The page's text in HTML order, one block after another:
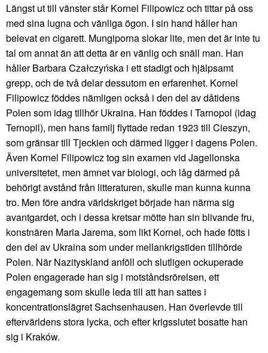
Längst ut till vänster står Kornel Filipowicz och tittar på oss
med sina lugna och vänliga ögon. I sin hand håller han
belevat en cigarett. Mungiporna slokar lite, men det är inte tu
tal om annat än att detta är en vänlig och snäll man. Han
håller Barbara Czałczyńska i ett stadigt och hjälpsamt
grepp, och de två delar dessutom en erfarenhet. Kornel
Filipowicz föddes nämligen också i den del av dåtidens
Polen som idag tillhör Ukraina. Han föddes i Tarnopol (idag
Ternopil), men hans familj flyttade redan 1923 till Cieszyn,
som gränsar till Tjeckien och därmed ligger i dagens Polen.
Även Kornel Filipowicz tog sin examen vid Jagellonska
universitetet, men ämnet var biologi, och låg därmed på
behörigt avstånd från litteraturen, skulle man kunna kunna
tro. Men före andra världskriget började han närma sig
avantgardet, och i dessa kretsar mötte han sin blivande fru,
konstnären Maria Jarema, som likt Kornel, och hade fötts i
den del av Ukraina som under mellankrigstiden tillhörde
Polen. När Nazityskland anföll och slutligen ockuperade
Polen engagerade han sig i motståndsrörelsen, ett
engagemang som skulle leda till att han sattes i
koncentrationslägret Sachsenhausen. Han överlevde till
eftervärldens stora lycka, och efter krigsslutet bosatte han
sig i Kraków.